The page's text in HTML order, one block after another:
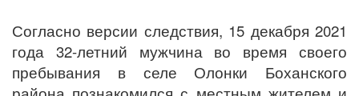
Согласно версии следствия, 15 декабря 2021
года 32-летний мужчина во время своего
пребывания в селе Олонки Боханского